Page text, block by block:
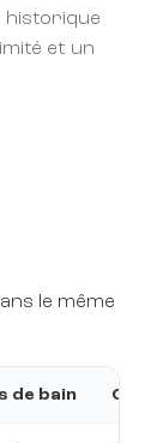
historique
et un
le même
de bain